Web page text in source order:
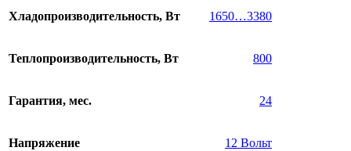
Хладопроизводительность, Вт 1650…3380
Теплопроизводительность, Вт 800
Гарантия, мес. 24
Напряжение 12 Вольт